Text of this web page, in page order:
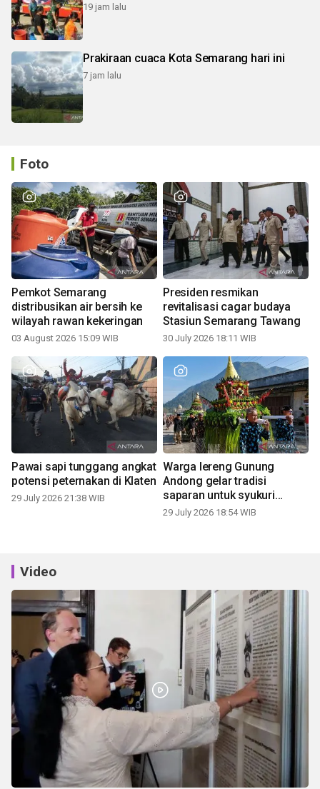
19 jam lalu
Prakiraan cuaca Kota Semarang hari ini
7 jam lalu
Foto
Pemkot Semarang
distribusikan air bersih ke
wilayah rawan kekeringan
03 August 2026 15:09 WIB
Presiden resmikan
revitalisasi cagar budaya
Stasiun Semarang Tawang
30 July 2026 18:11 WIB
Pawai sapi tunggang angkat
potensi peternakan di Klaten
29 July 2026 21:38 WIB
Warga lereng Gunung
Andong gelar tradisi
saparan untuk syukuri
panen
29 July 2026 18:54 WIB
Video